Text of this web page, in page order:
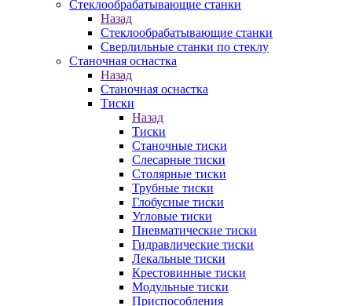
Стеклообрабатывающие станки
Назад
Стеклообрабатывающие станки
Сверлильные станки по стеклу
Станочная оснастка
Назад
Станочная оснастка
Тиски
Назад
Тиски
Станочные тиски
Слесарные тиски
Столярные тиски
Трубные тиски
Глобусные тиски
Угловые тиски
Пневматические тиски
Гидравлические тиски
Лекальные тиски
Крестовинные тиски
Модульные тиски
Приспособления